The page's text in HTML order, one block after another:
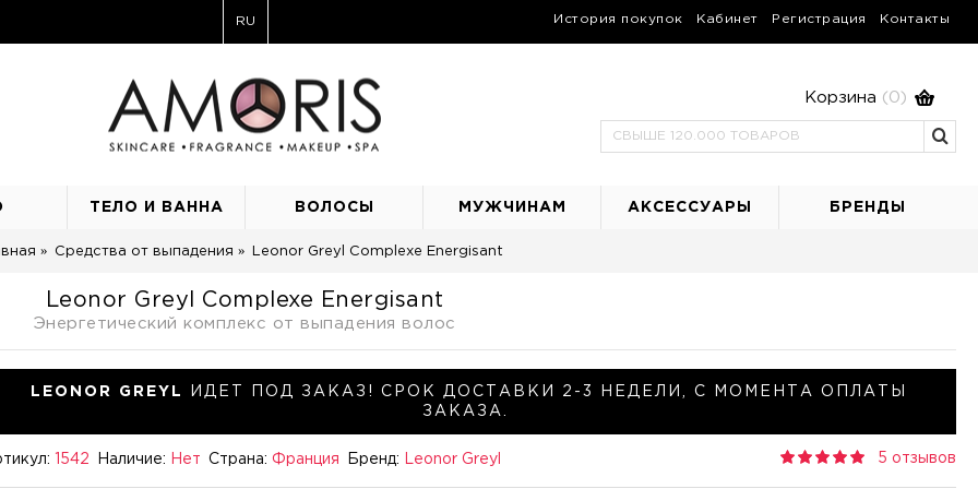
RU История покупок Кабинет Регистрация Контакты
Корзина (0)
ТЕЛО И ВАННА ВОЛОСЫ МУЖЧИНАМ АКСЕССУАРЫ БРЕНДЫ
Средства от выпадения Leonor Greyl Complexe Energisant
Leonor Greyl Complexe Energisant
Энергетический комплекс от выпадения волос
LEONOR GREYL
ИДЕТ ПОД ЗАКАЗ! СРОК ДОСТАВКИ 2-3 НЕДЕЛИ, С МОМЕНТА ОПЛАТЫ
ЗАКАЗА.
1542 Наличие: Нет Страна:Франция Бренд: Leonor Greyl 5 отзывов